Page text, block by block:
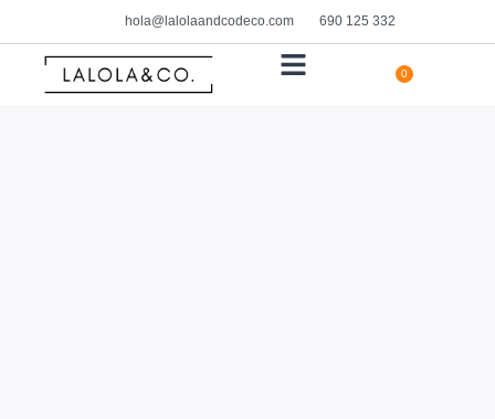
hola@lalolaandcodeco.com 690 125 332
0